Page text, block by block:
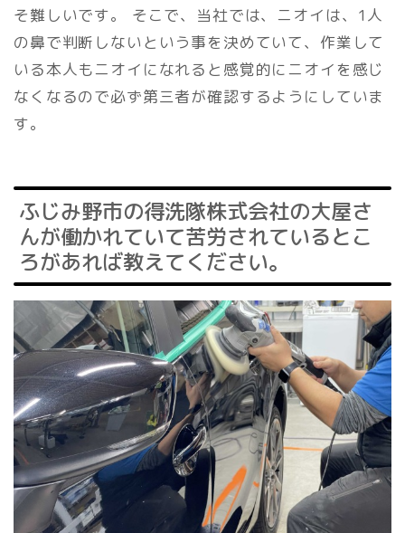
そ難しいです。 そこで、当社では、ニオイは、1人
の鼻で判断しないという事を決めていて、作業して
いる本人もニオイになれると感覚的にニオイを感じ
なくなるので必ず第三者が確認するようにしていま
す。
ふじみ野市の得洗隊株式会社の大屋さ
んが働かれていて苦労されているとこ
ろがあれば教えてください。